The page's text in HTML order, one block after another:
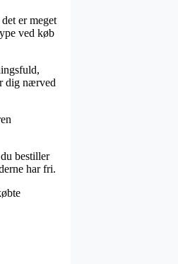
er meget
ved køb
dig nærved
bestiller
har fri.